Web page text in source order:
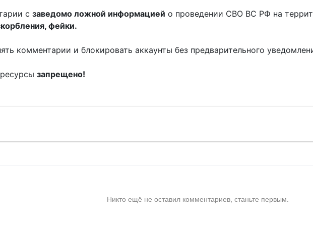
с заведомо ложной информацией о проведении СВО ВС РФ на
фейки.
комментарии и блокировать аккаунты без предварительного
запрещено!
Никто ещё не оставил комментариев, станьте первым.